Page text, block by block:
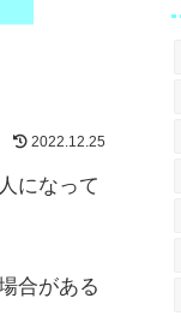
2022.12.25
になって
合がある